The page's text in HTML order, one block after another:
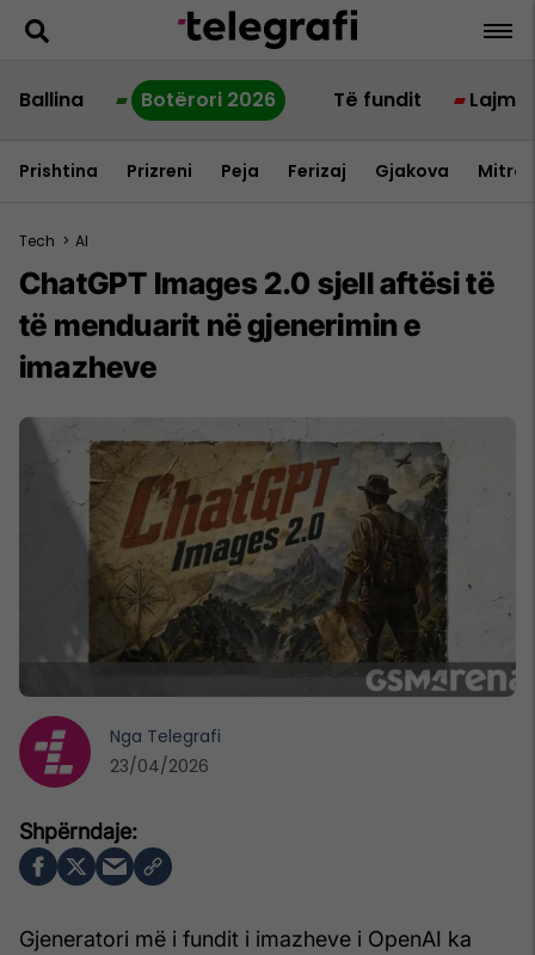
Ballina Botërori 2026 Të fundit Lajme
Prishtina Prizreni Peja Ferizaj Gjakova
Tech > AI
ChatGPT Images 2.0 sjell aftësi të
të menduarit në gjenerimin e
imazheve
Gjeneratori më i fundit i imazheve i OpenAI ka
Nga Telegrafi
23/04/2026